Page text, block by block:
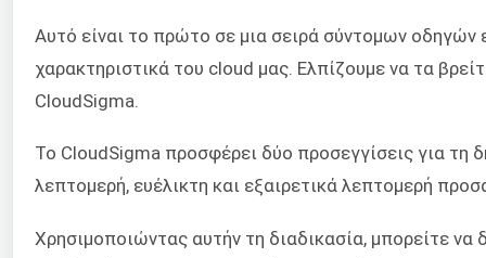
Αυτό είναι το πρώτο σε μια σειρά σύντομων οδηγών
χαρακτηριστικά του cloud μας. Ελπίζουμε να τα
CloudSigma.
Το CloudSigma προσφέρει δύο προσεγγίσεις για τη
λεπτομερή, ευέλικτη και εξαιρετικά λεπτομερή
Χρησιμοποιώντας αυτήν τη διαδικασία, μπορείτε